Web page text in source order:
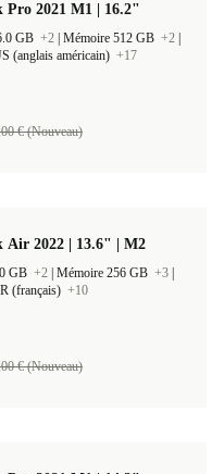
Pro 2021 M1 | 16.2"
GB +2 Mémoire 512 GB +2
(anglais américain) +17
€ (Nouveau)
Air 2022 | 13.6" | M2
GB +2 Mémoire 256 GB +3
(français) +10
€ (Nouveau)